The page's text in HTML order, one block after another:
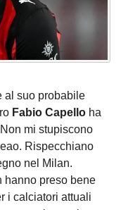
al suo probabile
Fabio Capello ha
mi stupiscono
Rispecchiano
nel Milan.
hanno preso bene
i calciatori attuali